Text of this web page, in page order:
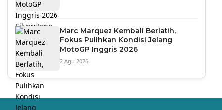
Marc Marquez Kembali Berlatih,
Fokus Pulihkan Kondisi Jelang
MotoGP Inggris 2026
2 Agu 2026